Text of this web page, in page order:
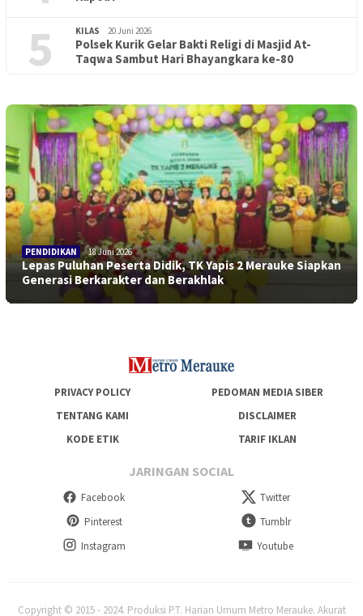
5 KILAS 20 Juni 2026
Polsek Kurik Gelar Bakti Religi di Masjid At-
Taqwa Sambut Hari Bhayangkara ke-80
PENDIDIKAN 18 Juni 2026
Lepas Puluhan Peserta Didik, TK Yapis 2 Merauke Siapkan
Generasi Berkarakter dan Berakhlak
PRIVACY POLICY
PEDOMAN MEDIA SIBER
TENTANG KAMI
DISCLAIMER
KODE ETIK
TARIF IKLAN
JARINGAN SOCIAL
Facebook
Twitter
Pinterest
Tumblr
Instagram
Youtube
Copyright © 2015 - 2024. Produksi PT. Harian Umum Metro Merauke. Akurat